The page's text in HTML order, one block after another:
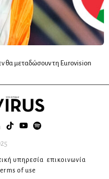
θα μεταδώσουν τη Eurovision
υπηρεσία επικοινωνία
of use